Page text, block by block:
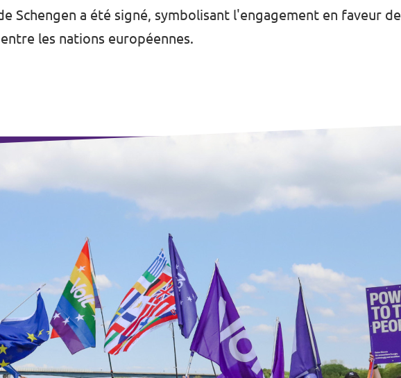
Schengen a été signé, symbolisant l'engagement en faveur de
les nations européennes.